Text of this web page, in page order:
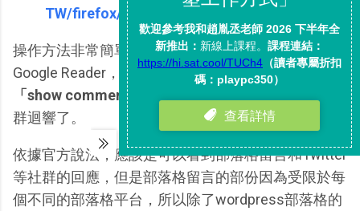
TW/firefox/addon/12242
操作方法非常簡單，安裝擴充套件後，來到你的
Google Reader，可以在文章結尾右下方，看到一個
「show comments」的連結
群迴響了。
依據官方說法，應該是可以看到部落格留言和Twitter
等社群的回應，但是部落格留言的部份因為受限於每
個不同的部落格平台，所以除了wordpress部落格的